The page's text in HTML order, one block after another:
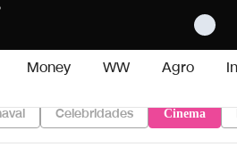
Money WW Agro
Celebridades Cinema